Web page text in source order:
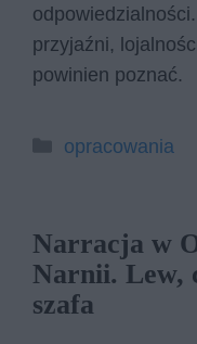
przyjaźni,
powinien poznać.
Kategorie
opracowania
Narracja w
Narnii. Lew,
szafa